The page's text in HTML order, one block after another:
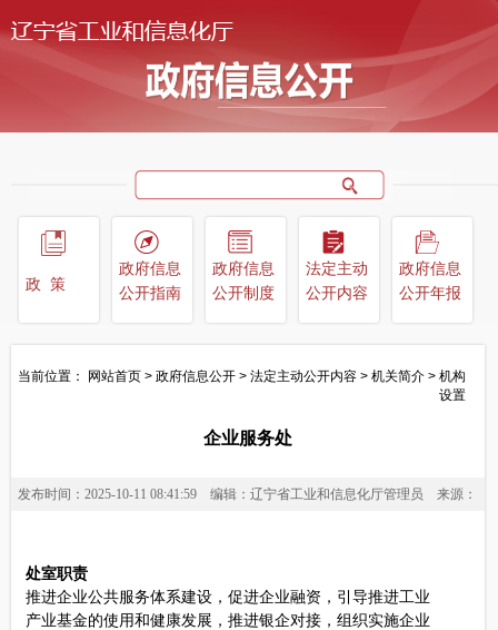
政策
政府信息
公开指南
政府信息
公开制度
法定主动
公开内容
政府信息
公开年报
当前位置： 网站首页> 政府信息公开> 法定主动公开内容> 机关简介> 机构
设置
企业服务处
发布时间：2025-10-11 08:41:59 编辑：辽宁省工业和信息化厅管理员 来源：
处室职责
推进企业公共服务体系建设，促进企业融资，引导推进工业
产业基金的使用和健康发展，推进银企对接，组织实施企业